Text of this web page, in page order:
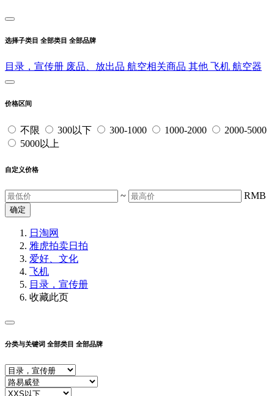
选择子类目 全部类目 全部品牌
目录，宣传册 废品、放出品 航空相关商品 其他 飞机 航空器
价格区间
不限 300以下 300-1000 1000-2000
2000-5000
5000以上
自定义价格
~ RMB
确定
日淘网
雅虎拍卖日拍
爱好、文化
飞机
目录，宣传册
收藏此页
分类与关键词 全部类目 全部品牌